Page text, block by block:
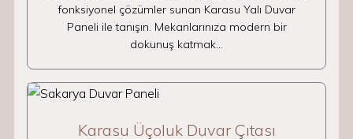
fonksiyonel çözümler sunan Karasu Yalı Duvar
Paneli ile tanışın. Mekanlarınıza modern bir
dokunuş katmak…
Karasu Üçoluk Duvar Çıtası